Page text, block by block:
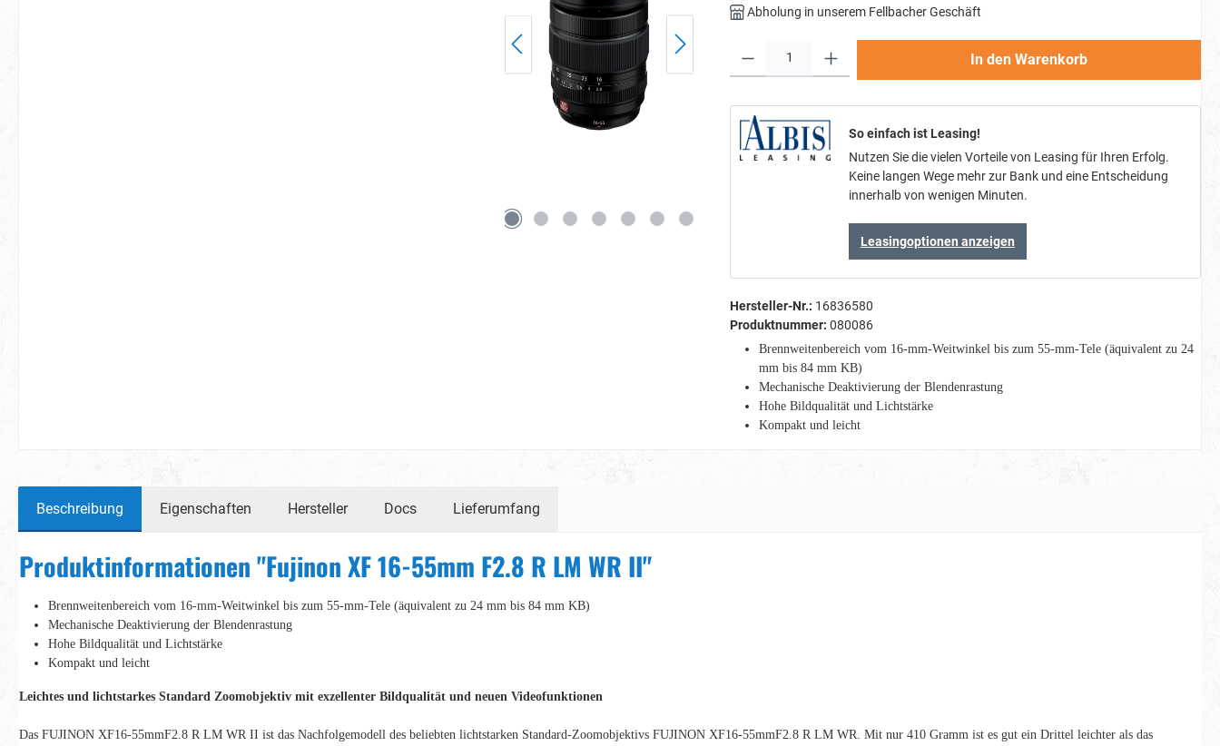
Abholung in unserem Fellbacher Geschäft
In den Warenkorb
So einfach ist Leasing!
Nutzen Sie die vielen Vorteile von Leasing für Ihren Erfolg.
Keine langen Wege mehr zur Bank und eine Entscheidung
innerhalb von wenigen Minuten.
Leasingoptionen anzeigen
Hersteller-Nr.: 16836580
Produktnummer: 080086
Brennweitenbereich vom 16-mm-Weitwinkel bis zum 55-mm-Tele (äquivalent zu 24
mm bis 84 mm KB)
Mechanische Deaktivierung der Blendenrastung
Hohe Bildqualität und Lichtstärke
Kompakt und leicht
Beschreibung Eigenschaften Hersteller Docs Lieferumfang
Produktinformationen "Fujinon XF 16-55mm F2.8 R LM WR II"
Brennweitenbereich vom 16-mm-Weitwinkel bis zum 55-mm-Tele (äquivalent zu 24 mm bis 84 mm KB)
Mechanische Deaktivierung der Blendenrastung
Hohe Bildqualität und Lichtstärke
Kompakt und leicht
Leichtes und lichtstarkes Standard Zoomobjektiv mit exzellenter Bildqualität und neuen Videofunktionen
Das FUJINON XF16-55mmF2.8 R LM WR II ist das Nachfolgemodell des beliebten lichtstarken Standard-Zoomobjektivs FUJINON XF16-55mmF2.8 R LM WR. Mit nur 410 Gramm ist es gut ein Drittel leichter als das